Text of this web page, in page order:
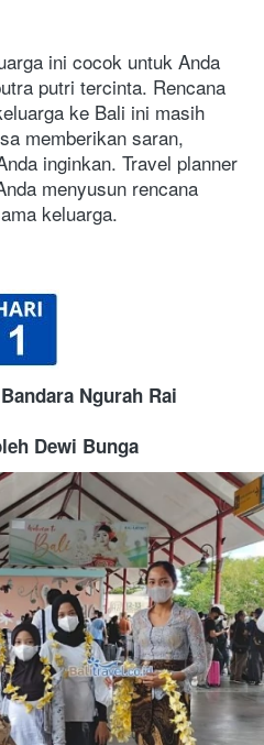
ini cocok untuk Anda
putri tercinta. Rencana
ke Bali ini masih
memberikan saran,
inginkan. Travel planner
menyusun rencana
keluarga.
Ngurah Rai
Dewi Bunga